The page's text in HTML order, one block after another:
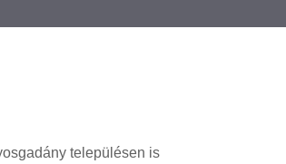
településen is